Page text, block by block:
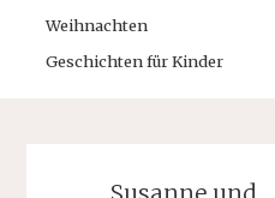
Weihnachten
Geschichten für Kinder